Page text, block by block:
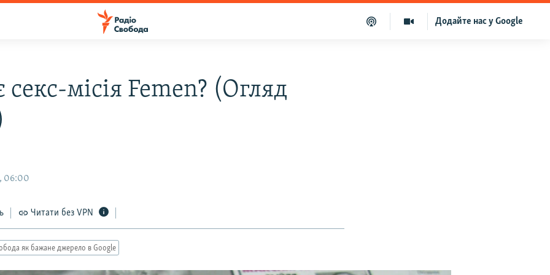
Додайте нас у Google
місія Femen? (Огляд
06:00
Читати без VPN
як бажане джерело в Google